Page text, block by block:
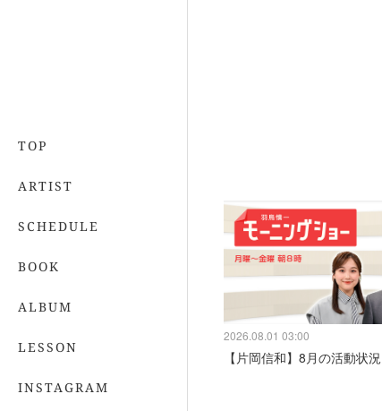
TOP
ARTIST
SCHEDULE
BOOK
ALBUM
LESSON
INSTAGRAM
2026.08.01 03:00
【片岡信和】8月の活動状況